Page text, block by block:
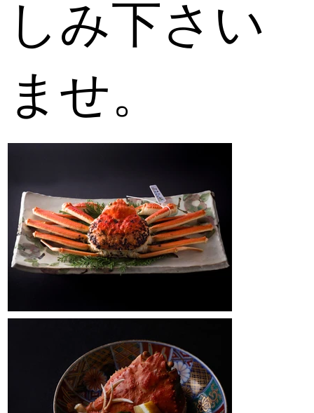
しみ下さい
ませ。